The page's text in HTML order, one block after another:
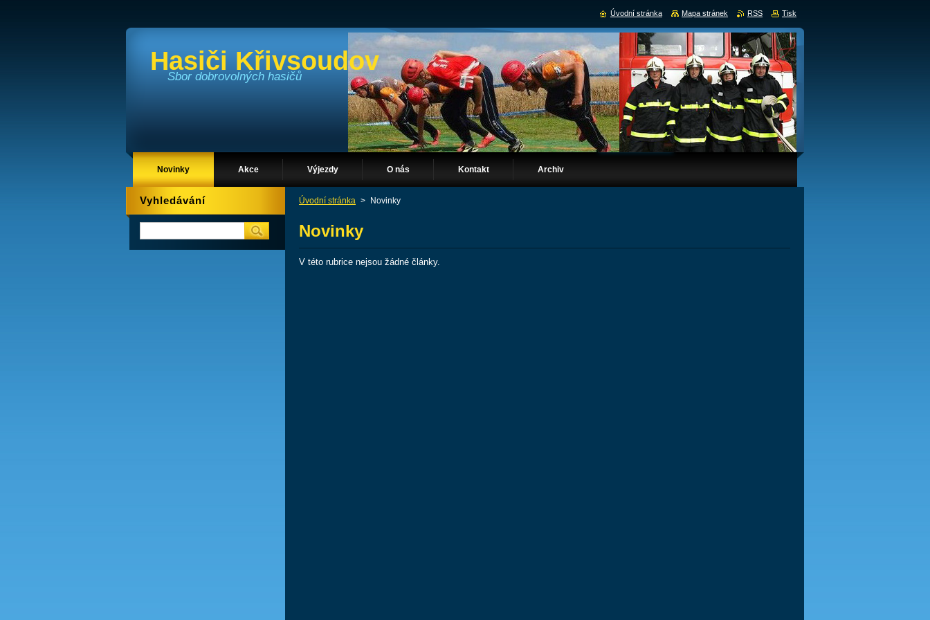
Hasiči Křivsoudov
Sbor dobrovolných hasičů
Novinky Akce Výjezdy O nás Kontakt Archiv
Úvodní stránka > Novinky
Novinky
V této rubrice nejsou žádné články.
Vyhledávání
Úvodní stránka Mapa stránek RSS Tisk